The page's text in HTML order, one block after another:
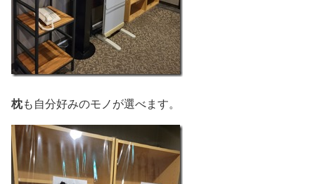
枕も自分好みのモノが選べます。